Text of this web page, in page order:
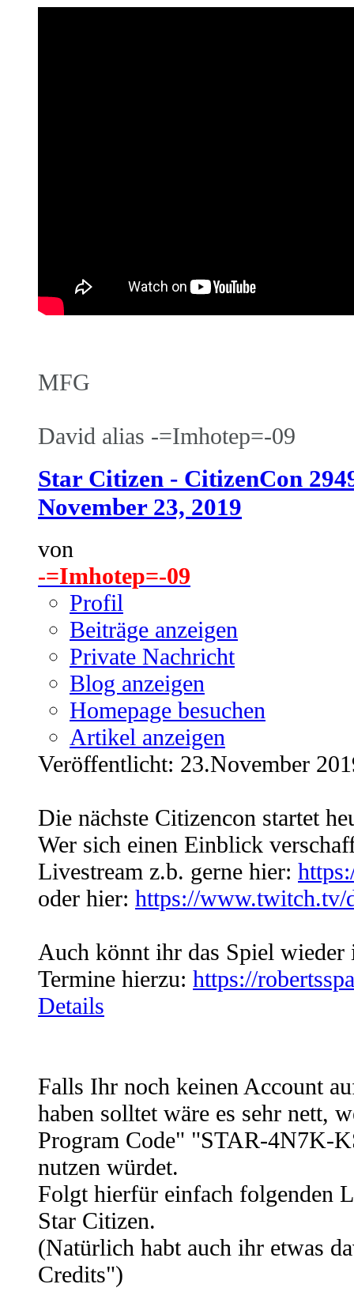
MFG
David alias -=Imhotep=-09
Star Citizen - CitizenCon
November 23, 2019
von
-=Imhotep=-09
Profil
Beiträge anzeigen
Private Nachricht
Blog anzeigen
Homepage besuchen
Artikel anzeigen
Veröffentlicht: 23.November
Die nächste Citizencon startet
Wer sich einen Einblick
Livestream z.b. gerne hier:
oder hier: https://www.twitch.tv/
Auch könnt ihr das Spiel wieder
Termine hierzu: https://
Details
Falls Ihr noch keinen Account
haben solltet wäre es sehr nett,
Program Code" "STAR-4N7K-
nutzen würdet.
Folgt hierfür einfach folgenden
Star Citizen.
(Natürlich habt auch ihr etwas
Credits")